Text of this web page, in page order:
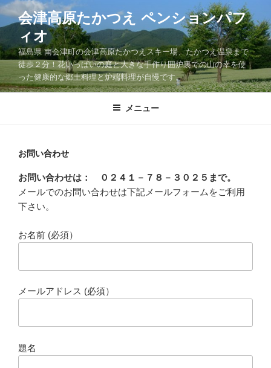
コ
ン
ツ
へ
ス
会津高原たかつえ ペンションパフ
ィオ
福島県 南会津町の会津高原たかつえスキー場、たかつえ温泉まで
徒歩２分！花いっぱいの庭と大きな手作り囲炉裏での山の幸を使
った健康的な郷土料理と炉端料理が自慢です。
メニュー
お問い合わせ
お問い合わせは： ０２４１－７８－３０２５まで。
メールでのお問い合わせは下記メールフォームをご利用
下さい。
お名前 (必須）
メールアドレス (必須）
題名